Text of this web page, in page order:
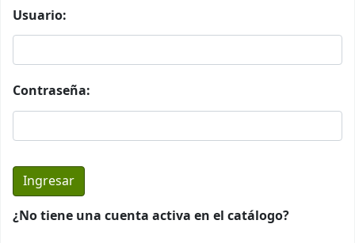
Usuario:
Contraseña:
¿No tiene una cuenta activa en el catálogo?